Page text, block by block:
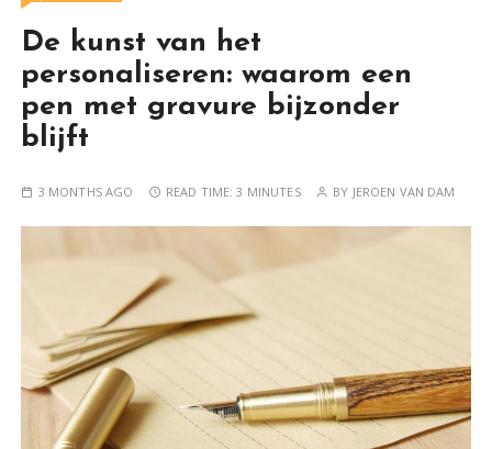
De kunst van het
personaliseren: waarom een
pen met gravure bijzonder
blijft
3 MONTHS AGO READ TIME:3 MINUTES BY JEROEN VAN DAM